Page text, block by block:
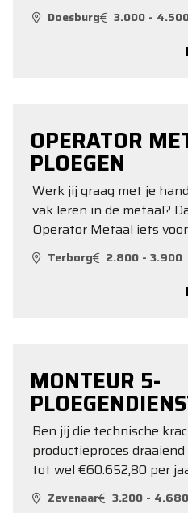
Doesburg 3.000 -
OPERATOR
PLOEGEN
Werk jij graag met je
vak leren in de metaal?
Operator Metaal iets
Terborg 2.800 - 3.900
MONTEUR 5-
Ben jij die technische
productieproces
tot wel €60.652,80 per
Zevenaar 3.200 - 4.680